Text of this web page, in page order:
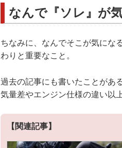
なんで『ソレ』が
ちなみに、なんでそこが気にな
わりと重要なこと。
過去の記事にも書いたことがあ
気量差やエンジン仕様の違い以
【関連記事】